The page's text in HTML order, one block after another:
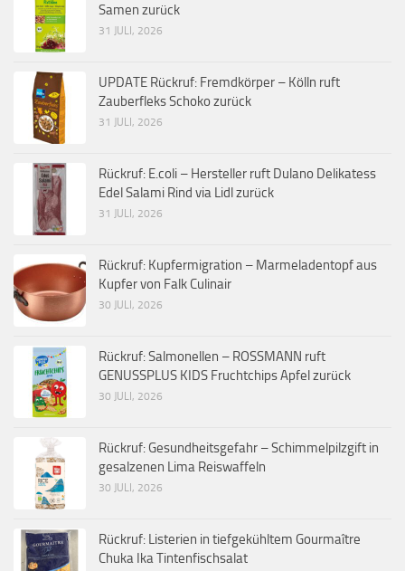
Samen zurück
31 JULI, 2026
UPDATE Rückruf: Fremdkörper – Kölln ruft
Zauberfleks Schoko zurück
31 JULI, 2026
Rückruf: E.coli – Hersteller ruft Dulano Delikatess
Edel Salami Rind via Lidl zurück
31 JULI, 2026
Rückruf: Kupfermigration – Marmeladentopf aus
Kupfer von Falk Culinair
30 JULI, 2026
Rückruf: Salmonellen – ROSSMANN ruft
GENUSSPLUS KIDS Fruchtchips Apfel zurück
30 JULI, 2026
Rückruf: Gesundheitsgefahr – Schimmelpilzgift in
gesalzenen Lima Reiswaffeln
30 JULI, 2026
Rückruf: Listerien in tiefgekühltem Gourmaître
Chuka Ika Tintenfischsalat